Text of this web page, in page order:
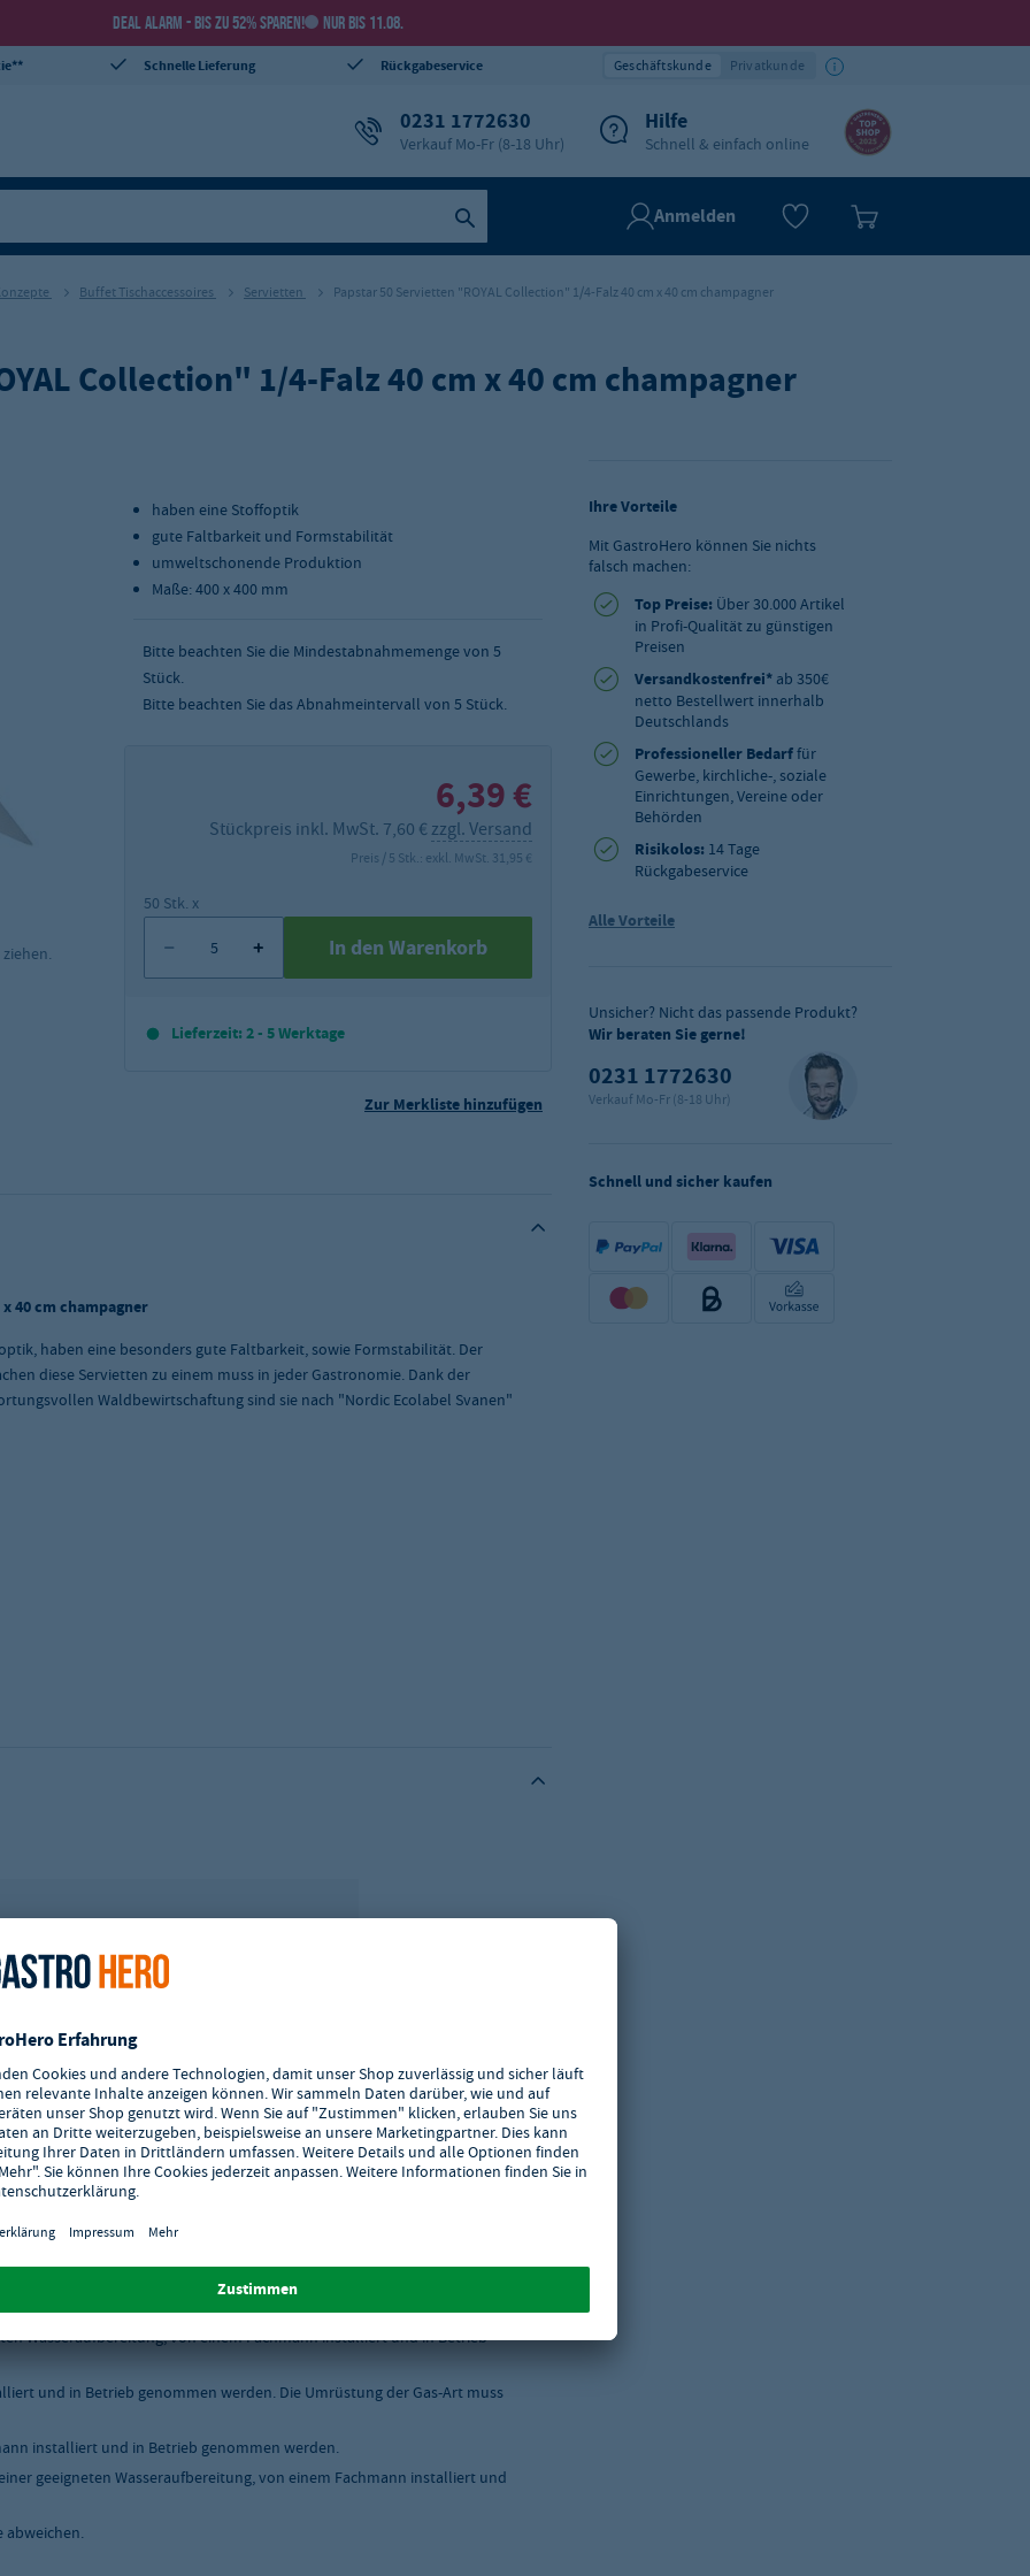
DEAL ALARM - BIS ZU 52% SPAREN! NUR BIS 11.08.
Schnelle Lieferung Rückgabeservice Geschäftskunde Privatkunde
0231 1772630
Verkauf Mo-Fr (8-18 Uhr)
Hilfe
Schnell & einfach online
Anmelden
Buffet Tischaccessoires Servietten Papstar 50 Servietten "ROYAL Collection" 1/4-Falz 40 cm x 40 cm champagner
Collection" 1/4-Falz 40 cm x 40 cm champagner
haben eine Stoffoptik
gute Faltbarkeit und Formstabilität
umweltschonende Produktion
Maße: 400 x 400 mm
Bitte beachten Sie die Mindestabnahmemenge von 5
Stück.
Bitte beachten Sie das Abnahmeintervall von 5 Stück.
6,39 €
Stückpreis inkl. MwSt. 7,60 € zzgl. Versand
Preis / 5 Stk.: exkl. MwSt. 31,95 €
50 Stk. x
In den Warenkorb
Lieferzeit: 2 - 5 Werktage
Zur Merkliste hinzufügen
40 cm champagner
haben eine besonders gute Faltbarkeit, sowie Formstabilität. Der
diese Servietten zu einem muss in jeder Gastronomie. Dank der
Waldbewirtschaftung sind sie nach "Nordic Ecolabel Svanen"
ausgeliefert werden, müssen von einem Fachmann installiert und in
Wasseraufbereitung, von einem Fachmann installiert und in Betrieb
und in Betrieb genommen werden. Die Umrüstung der Gas-Art muss
installiert und in Betrieb genommen werden.
geeigneten Wasseraufbereitung, von einem Fachmann installiert und
abweichen.
Ihre Vorteile
Mit GastroHero können Sie nichts
falsch machen:
Top Preise: Über 30.000 Artikel
in Profi-Qualität zu günstigen
Preisen
Versandkostenfrei* ab 350€
netto Bestellwert innerhalb
Deutschlands
Professioneller Bedarffür
Gewerbe, kirchliche-, soziale
Einrichtungen, Vereine oder
Behörden
Risikolos: 14 Tage
Rückgabeservice
Alle Vorteile
Unsicher? Nicht das passende Produkt?
Wir beraten Sie gerne!
0231 1772630
Verkauf Mo-Fr (8-18 Uhr)
Schnell und sicher kaufen